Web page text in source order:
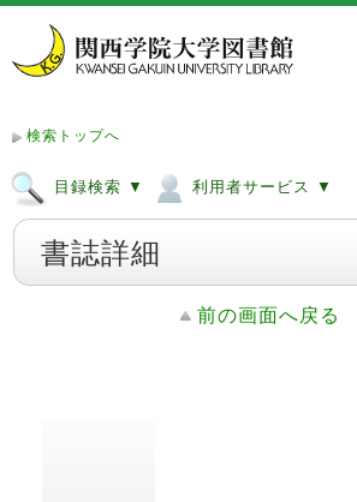
検索トップへ
目録検索 ▼ 利用者サービス ▼
書誌詳細
前の画面へ戻る